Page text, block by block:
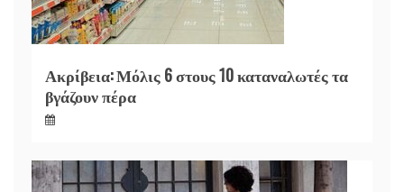
Ακρίβεια: Μόλις 6 στους 10 καταναλωτές τα
βγάζουν πέρα